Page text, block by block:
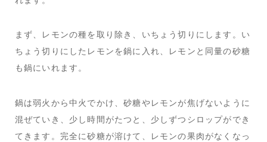
まず、レモンの種を取り除き、いちょう切りにします。い
ちょう切りにしたレモンを鍋に入れ、レモンと同量の砂糖
も鍋にいれます。
鍋は弱火から中火でかけ、砂糖やレモンが焦げないように
混ぜていき、少し時間がたつと、少しずつシロップができ
てきます。完全に砂糖が溶けて、レモンの果肉がなくなっ